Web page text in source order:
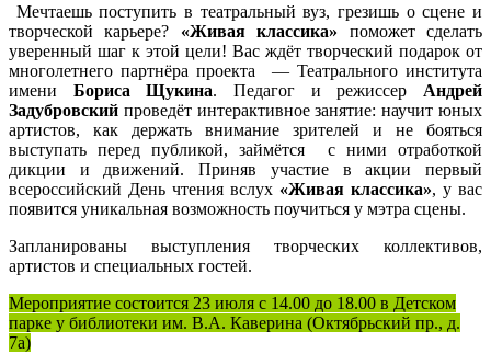
Мечтаешь поступить в театральный вуз, грезишь о сцене и
творческой карьере? «Живая классика» поможет сделать
уверенный шаг к этой цели! Вас ждёт творческий подарок от
многолетнего партнёра проекта — Театрального института
имени Бориса Щукина. Педагог и режиссер Андрей
Задубровский проведёт интерактивное занятие: научит юных
артистов, как держать внимание зрителей и не бояться
выступать перед публикой, займётся с ними отработкой
дикции и движений. Приняв участие в акции первый
всероссийский День чтения вслух «Живая классика», у вас
появится уникальная возможность поучиться у мэтра сцены.
Запланированы выступления творческих коллективов,
артистов и специальных гостей.
Мероприятие состоится 23 июля с 14.00 до 18.00 в Детском
парке у библиотеки им. В.А. Каверина (Октябрьский пр., д.
7а)